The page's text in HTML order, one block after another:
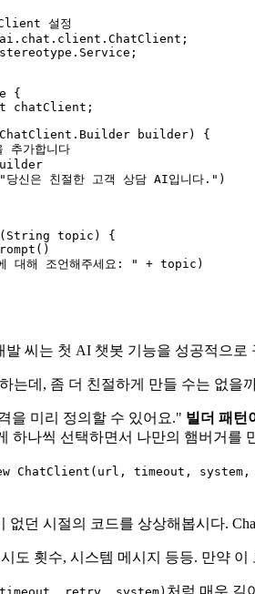
설정
{
chatClient;
builder)
{
추가합니다
"당신은 친절한 고객 상담 AI입니다." )
(String topic)
{
대해 조언해주세요: "
+ topic)
씨는 첫 AI 챗봇 기능을 성공적으
는데, 좀 더 친절하게 만들 수는 없
을 미리 정의할 수 있어요." 빌더 패턴
하나씩 선택하면서 나만의 햄버거
ChatClient(url, timeout,
없던 시절의 코드를 상상해봅시다.
도 횟수, 시스템 메시지 등등. 만약